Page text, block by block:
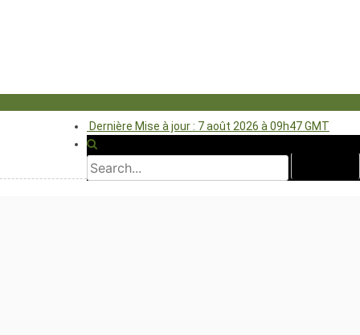
Dernière Mise à jour : 7 août 2026 à 09h47 GMT